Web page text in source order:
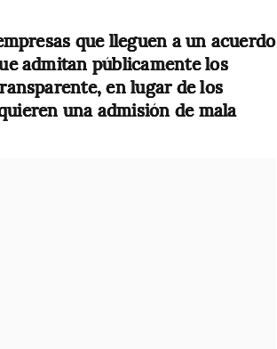
que lleguen a un acuerdo
admitan públicamente los
en lugar de los
una admisión de mala